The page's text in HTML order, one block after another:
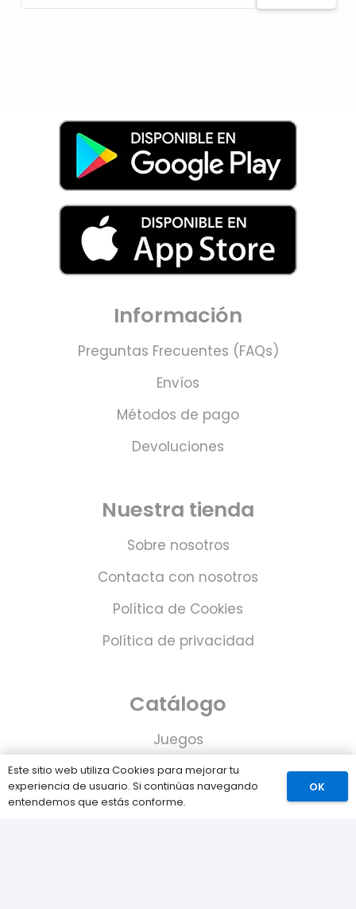
Información
Preguntas Frecuentes (FAQs)
Envíos
Métodos de pago
Devoluciones
Nuestra tienda
Sobre nosotros
Contacta con nosotros
Política de Cookies
Política de privacidad
Catálogo
Juegos
Consolas
Accesorios para tu PS5
Este sitio web utiliza Cookies para mejorar tu
experiencia de usuario. Si continúas navegando
entendemos que estás conforme.
OK